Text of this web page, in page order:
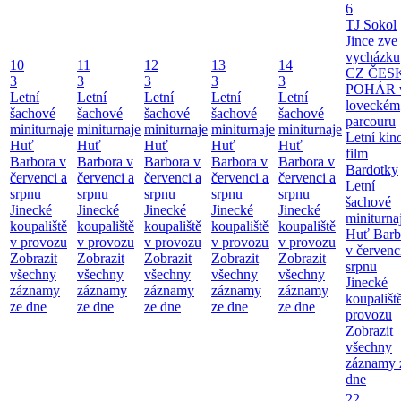
10
3
Letní
šachové
miniturnaje
Huť
Barbora v
červenci a
srpnu
Jinecké
koupaliště
v provozu
Zobrazit
všechny
záznamy
ze dne
11
3
Letní
šachové
miniturnaje
Huť
Barbora v
červenci a
srpnu
Jinecké
koupaliště
v provozu
Zobrazit
všechny
záznamy
ze dne
12
3
Letní
šachové
miniturnaje
Huť
Barbora v
červenci a
srpnu
Jinecké
koupaliště
v provozu
Zobrazit
všechny
záznamy
ze dne
13
3
Letní
šachové
miniturnaje
Huť
Barbora v
červenci a
srpnu
Jinecké
koupaliště
v provozu
Zobrazit
všechny
záznamy
ze dne
14
3
Letní
šachové
miniturnaje
Huť
Barbora v
červenci a
srpnu
Jinecké
koupaliště
v provozu
Zobrazit
všechny
záznamy
ze dne
6
TJ Sokol
Jince zve
vycházku
CZ
POHÁR
loveckém
parcouru
Letní
film
Bardotky
Letní
šachové
Huť
v
srpnu
Jinecké
provozu
Zobrazit
všechny
záznamy
dne